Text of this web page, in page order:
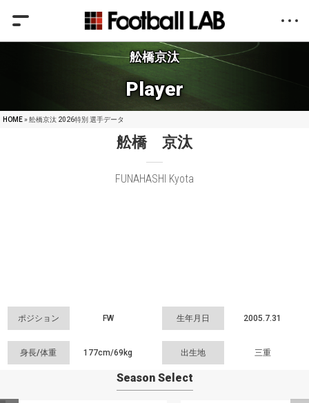
舩橋京汰
Player
HOME» 舩橋京汰 2026特別 選手データ
舩橋 京汰
FUNAHASHI Kyota
ポジション FW 生年月日 2005.7.31
身長/体重 177cm/69kg 出生地 三重
Season Select